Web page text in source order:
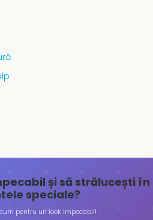
și să strălucești în
speciale?
pentru un look impecabil!